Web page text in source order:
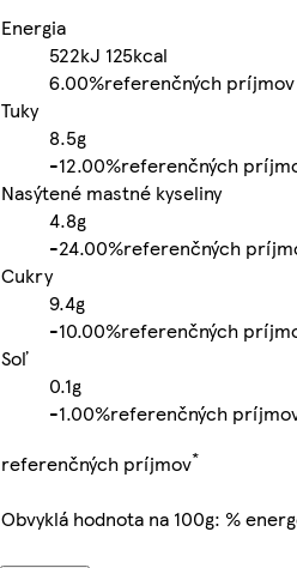
Energia
522kJ 125kcal
6.00%referenčných príjmov
Tuky
8.5g
-12.00%referenčných
Nasýtené mastné kyseliny
4.8g
-24.00%referenčných
Cukry
9.4g
-10.00%referenčných
Soľ
0.1g
-1.00%referenčných
referenčných príjmov*
Obvyklá hodnota na 100g: %